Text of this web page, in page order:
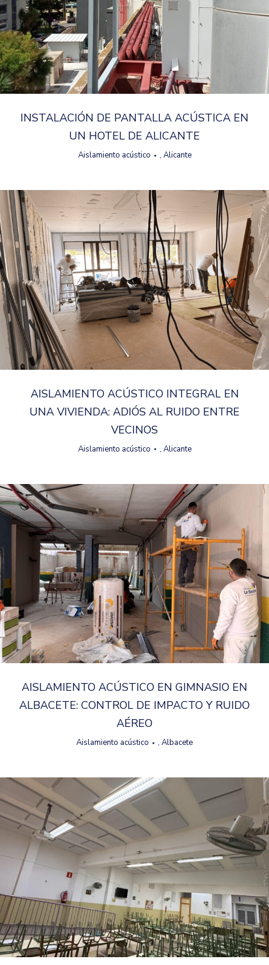
INSTALACIÓN DE PANTALLA ACÚSTICA EN
UN HOTEL DE ALICANTE
Aislamiento acústico , Alicante
AISLAMIENTO ACÚSTICO INTEGRAL EN
UNA VIVIENDA: ADIÓS AL RUIDO ENTRE
VECINOS
Aislamiento acústico , Alicante
AISLAMIENTO ACÚSTICO EN GIMNASIO EN
ALBACETE: CONTROL DE IMPACTO Y RUIDO
AÉREO
Aislamiento acústico , Albacete